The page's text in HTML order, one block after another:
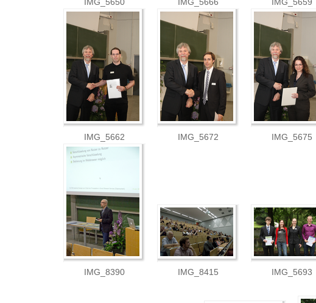
IMG_5662 IMG_5672 IMG_5675
IMG_8390 IMG_8415 IMG_5693